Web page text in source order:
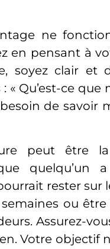
ne
en pensant à
soyez clair et
« Qu’est-ce
de savoir
peut être
quelqu’un
rester sur
ou être
Assurez-
Votre objectif